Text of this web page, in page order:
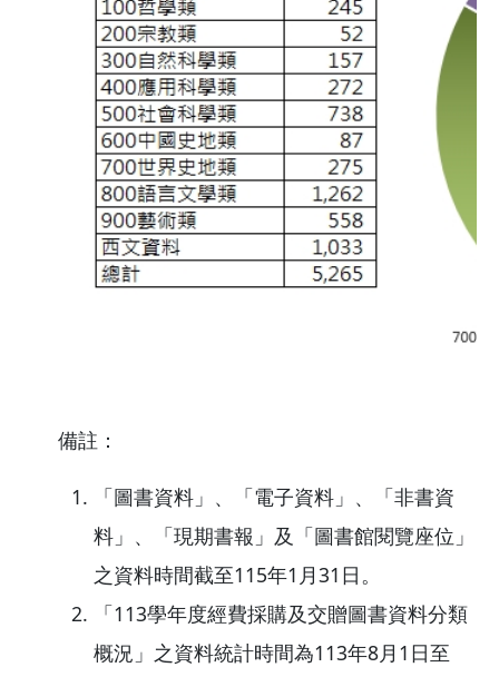
備註：
「圖書資料」、「電子資料」、「非書資
料」、「現期書報」及「圖書館閱覽座位」
之資料時間截至115年1月31日。
「113學年度經費採購及交贈圖書資料分類
概況」之資料統計時間為113年8月1日至